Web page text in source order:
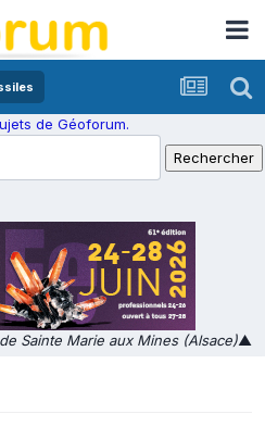
de Géoforum.
Sainte Marie aux Mines (Alsace)▲